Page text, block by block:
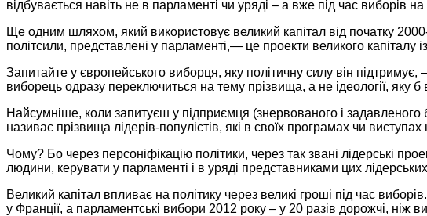
відбувається навіть не в парламенті чи уряді – а вже під час виборів на
Ще одним шляхом, який використовує великий капітал від початку
політсили, представлені у парламенті,— це проекти великого капіталу
Запитайте у європейського виборця, яку політичну силу він підтримує,
виборець одразу переключиться на тему прізвища, а не ідеології, яку б
Найсумніше, коли запитуєш у підприємця (знервованого і задавленого
називає прізвища лідерів-популістів, які в своїх програмах чи виступах
Чому? Бо через персоніфікацію політики, через так звані лідерські
людини, керувати у парламенті і в уряді представниками цих
Великий капітал впливає на політику через великі гроші під час
у Франції, а парламентські вибори 2012 року – у 20 разів дорожчі, ніж